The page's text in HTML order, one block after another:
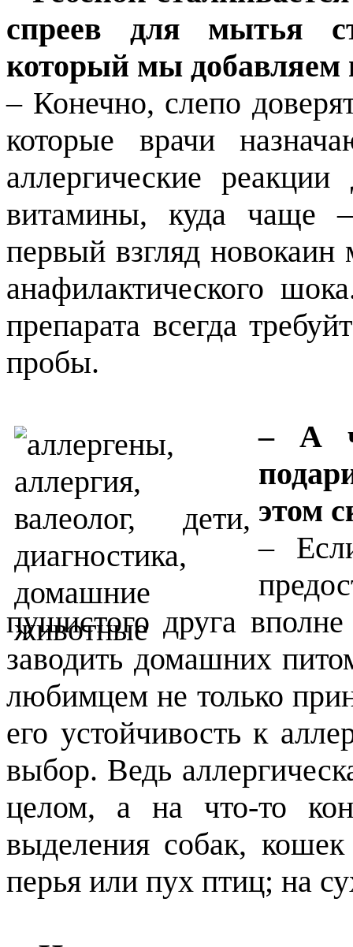
спреев для мытья
который мы добавляем
– Конечно, слепо
которые врачи
аллергические
витамины, куда чаще
первый взгляд
анафилактического
препарата всегда
пробы.
– А
этом
–
пушистого друга
заводить домашних
любимцем не только
его устойчивость к
выбор. Ведь
целом, а на что-то
выделения собак,
перья или пух птиц; на